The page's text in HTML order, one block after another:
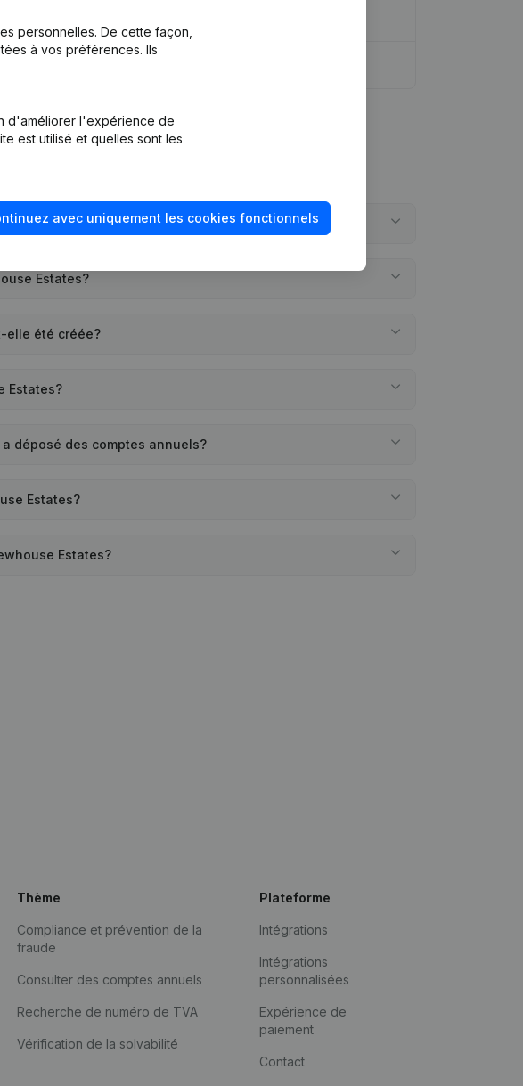
etc...)
Estates?
Estates?
elle été créée?
Estates?
déposé des comptes annuels?
Estates?
Estates?
personnelles. De cette façon,
à vos préférences. Ils
d'améliorer l'expérience de
est utilisé et quelles sont les
avec uniquement les cookies fonctionnels
Thème
Compliance et prévention de la
fraude
Consulter des comptes annuels
Recherche de numéro de TVA
Vérification de la solvabilité
Plateforme
Intégrations
Intégrations
personnalisées
Expérience de
paiement
Contact